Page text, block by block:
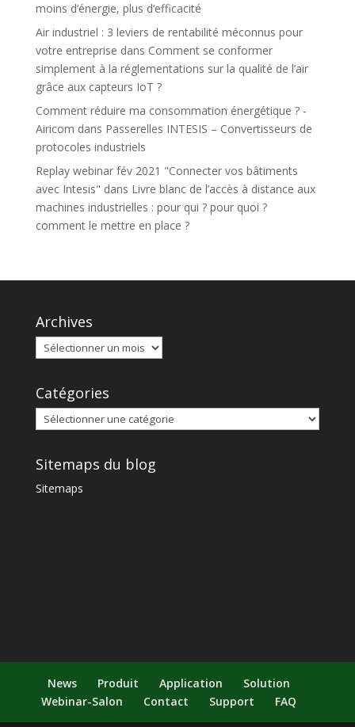
moins d’énergie, plus d’efficacité
Air industriel : 3 leviers de rentabilité méconnus pour
votre entreprise dans Comment se conformer
simplement à la réglementations sur la qualité de l’air
grâce aux capteurs IoT ?
Comment réduire ma consommation énergétique ? -
Airicom dans Passerelles INTESIS – Convertisseurs de
protocoles industriels
Replay webinar fév 2021 "Connecter vos bâtiments
avec Intesis" dans Livre blanc de l’accès à distance aux
machines industrielles : pour qui ? pour quoi ?
comment le mettre en place ?
Archives
Catégories
Sitemaps du blog
Sitemaps
News Produit Application
Solution
Webinar-Salon
Contact Support FAQ